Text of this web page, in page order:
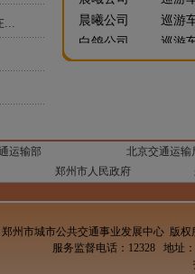
...
晨曦公司
巡游
白鸽公司
巡游
乔红军
巡
刘晓丽
肖杭
巡
王胜利
巡
胡伟峰
巡
王新利
巡
运输部
北京交通运输
郑州市人民政府
郑州市城市公共交通事业发展中心 版
服务监督电话：12328 地址